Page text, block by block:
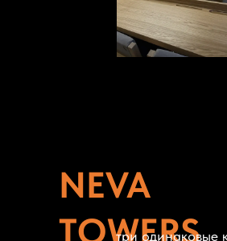
NEVA
TOWERS
три одинаковые